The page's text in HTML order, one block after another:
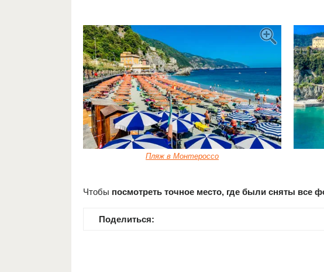
Пляж в Монтероссо
Чтобы посмотреть точное место, где были сняты все
Поделиться: